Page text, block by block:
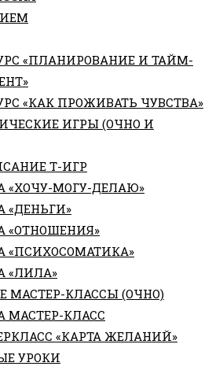
«ПЛАНИРОВАНИЕ И ТАЙМ-
«КАК ПРОЖИВАТЬ ЧУВСТВА»
ИГРЫ (ОЧНО И
Т-ИГР
«ХОЧУ-МОГУ-ДЕЛАЮ»
«ДЕНЬГИ»
«ОТНОШЕНИЯ»
«ПСИХОСОМАТИКА»
«ЛИЛА»
МАСТЕР-КЛАССЫ (ОЧНО)
МАСТЕР-КЛАСС
«КАРТА ЖЕЛАНИЙ»
УРОКИ